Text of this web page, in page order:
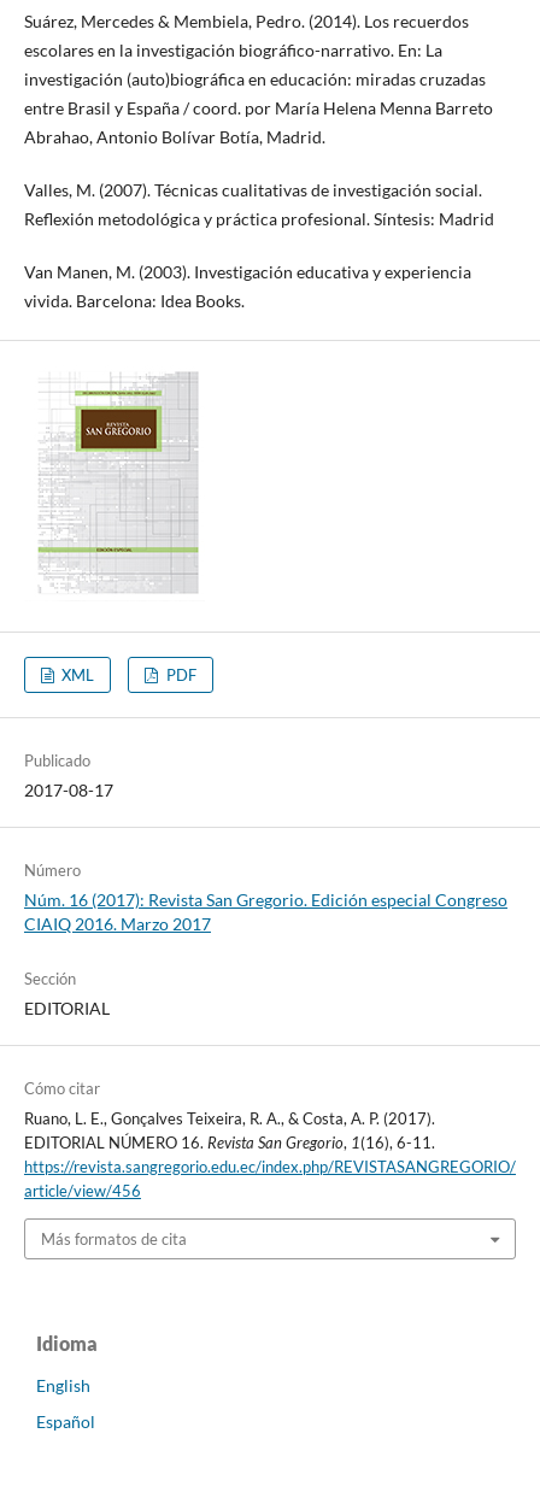
Suárez, Mercedes & Membiela, Pedro. (2014). Los recuerdos
escolares en la investigación biográfico-narrativo. En: La
investigación (auto)biográfica en educación: miradas cruzadas
entre Brasil y España / coord. por María Helena Menna Barreto
Abrahao, Antonio Bolívar Botía, Madrid.
Valles, M. (2007). Técnicas cualitativas de investigación social.
Reflexión metodológica y práctica profesional. Síntesis: Madrid
Van Manen, M. (2003). Investigación educativa y experiencia
vivida. Barcelona: Idea Books.
XML PDF
Publicado
2017-08-17
Número
Núm. 16 (2017): Revista San Gregorio. Edición especial Congreso
CIAIQ 2016. Marzo 2017
Sección
EDITORIAL
Cómo citar
Ruano, L. E., Gonçalves Teixeira, R. A., & Costa, A. P. (2017).
EDITORIAL NÚMERO 16. Revista San Gregorio, 1(16), 6-11.
https://revista.sangregorio.edu.ec/index.php/REVISTASANGREGORIO/
article/view/456
Más formatos de cita
Idioma
English
Español